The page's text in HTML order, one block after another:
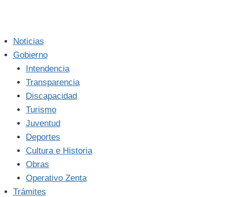
Noticias
Gobierno
Intendencia
Transparencia
Discapacidad
Turismo
Juventud
Deportes
Cultura e Historia
Obras
Operativo Zenta
Trámites